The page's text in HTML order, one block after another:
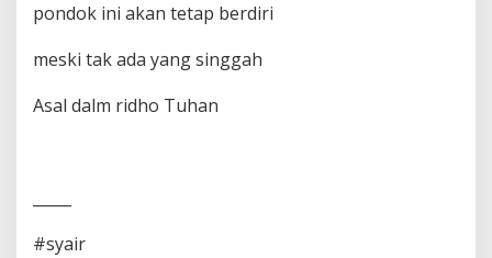
pondok ini akan tetap berdiri
meski tak ada yang singgah
Asal dalm ridho Tuhan
#syair